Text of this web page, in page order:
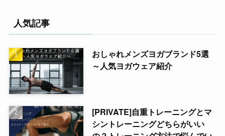
人気記事
おしゃれメンズヨガブランド5選
～人気ヨガウェア紹介
[PRIVATE]自重トレーニングとマ
シントレーニングどちらがいい